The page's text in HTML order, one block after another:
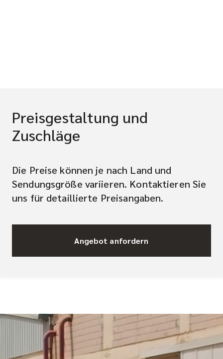
Preisgestaltung und
Zuschläge
Die Preise können je nach Land und
Sendungsgröße variieren. Kontaktieren Sie
uns für detaillierte Preisangaben.
Angebot anfordern